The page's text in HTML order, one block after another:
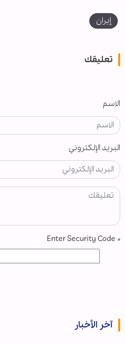
إيران
تعليقك
الاسم
البريد الإلكتروني
*
آخر الأخبار